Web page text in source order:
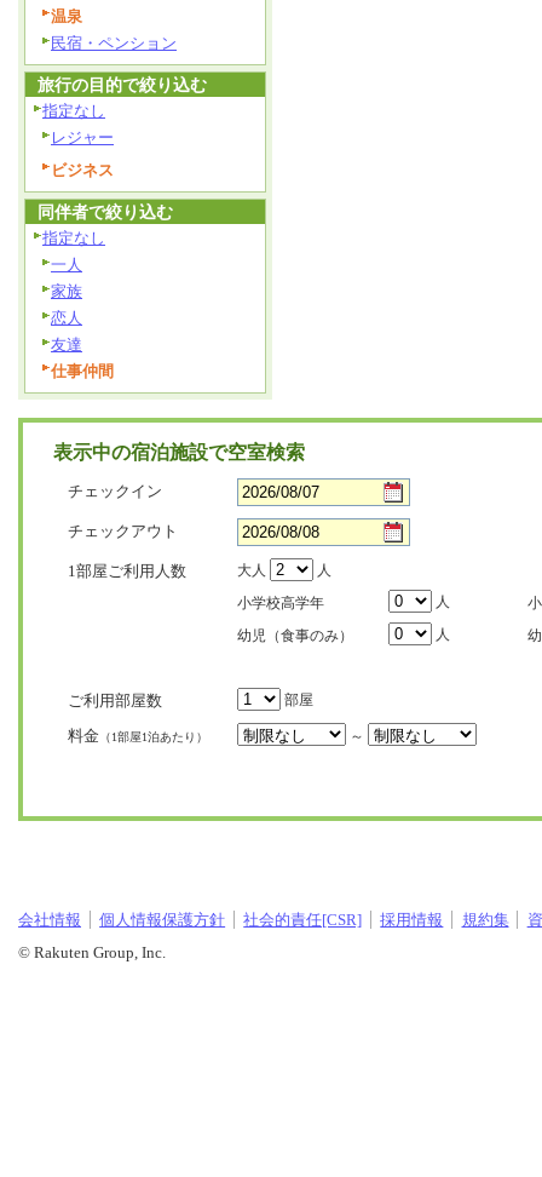
温泉
民宿・ペンション
旅行の目的で絞り込む
指定なし
レジャー
ビジネス
同伴者で絞り込む
指定なし
一人
家族
恋人
友達
仕事仲間
表示中の宿泊施設で空室検索
チェックイン
チェックアウト
1部屋ご利用人数 大人
人
小学校高学年
人
幼児（食事のみ）
人
ご利用部屋数 部屋
料金 （1部屋1泊あたり） ～
会社情報 個人情報保護方針 社会的責任[CSR] 採用情報 規約集
© Rakuten Group, Inc.